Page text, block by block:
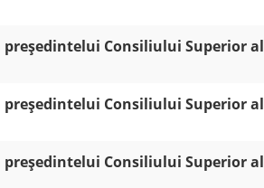
Consiliului Superior al
Consiliului Superior al
Consiliului Superior al